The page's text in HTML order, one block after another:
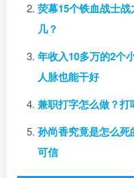
荧幕15个铁血战士
几？
年收入10多万的2个
人脉也能干好
兼职打字怎么做？打
孙尚香究竟是怎么
可信